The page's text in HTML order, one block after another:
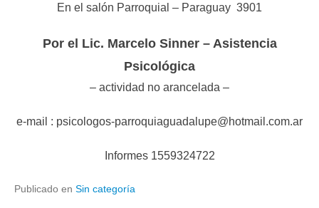
En el salón Parroquial – Paraguay 3901
Por el Lic. Marcelo Sinner – Asistencia
Psicológica
– actividad no arancelada –
e-mail : psicologos-parroquiaguadalupe@hotmail.com.ar
Informes 1559324722
Publicado en Sin categoría